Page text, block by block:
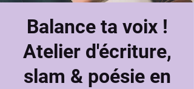
Balance ta voix !
Atelier d'écriture,
slam & poésie en